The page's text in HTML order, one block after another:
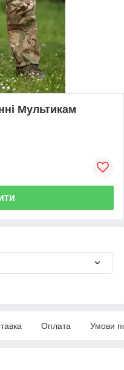
Мультикам
Оплата Умови